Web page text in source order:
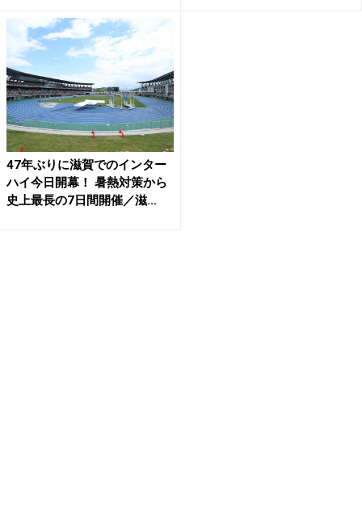
47年ぶりに滋賀でのインター
ハイ今日開幕！ 暑熱対策から
史上最長の7日間開催／滋...